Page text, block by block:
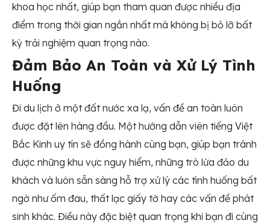
khoa học nhất, giúp bạn tham quan được nhiều địa
điểm trong thời gian ngắn nhất mà không bị bỏ lỡ bất
kỳ trải nghiệm quan trọng nào.
Đảm Bảo An Toàn và Xử Lý Tình
Huống
Đi du lịch ở một đất nước xa lạ, vấn đề an toàn luôn
được đặt lên hàng đầu. Một hướng dẫn viên tiếng Việt
Bắc Kinh uy tín sẽ đồng hành cùng bạn, giúp bạn tránh
được những khu vực nguy hiểm, những trò lừa đảo du
khách và luôn sẵn sàng hỗ trợ xử lý các tình huống bất
ngờ như ốm đau, thất lạc giấy tờ hay các vấn đề phát
sinh khác. Điều này đặc biệt quan trọng khi bạn đi cùng